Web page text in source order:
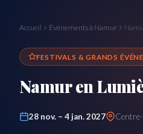
Accueil Événements à Namur
FESTIVALS & GRANDS
Namur en
28 nov. – 4 jan. 2027